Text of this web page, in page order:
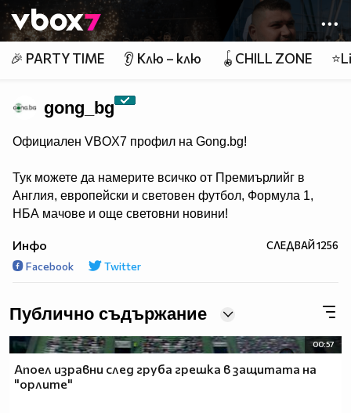
Member of
👾
🎉 PARTY TIME 👂 Клю – клю 🪀CHILL ZONE
gong_bg
Официален VBOX7 профил на Gong.bg!
Тук можете да намерите всичко от Премиърлийг в
Англия, европейски и световен футбол, Формула 1,
НБА мачове и още световни новини!
Инфо СЛЕДВАЙ1256
Facebook Twitter
Публично съдържание
00:57
Апоел изравни след груба грешка в защитата на
"орлите"